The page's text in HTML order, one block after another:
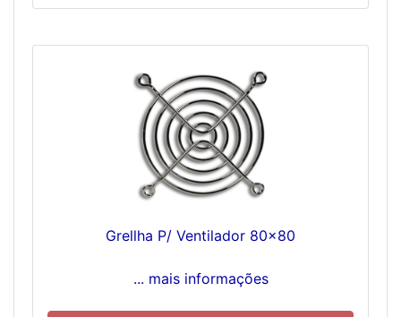
Grellha P/ Ventilador 80x80
... mais informações